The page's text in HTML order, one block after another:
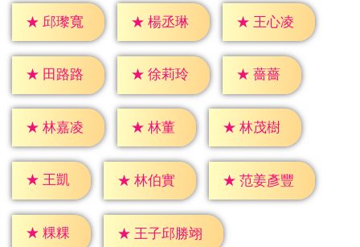
★ 邱瓈寬 ★ 楊丞琳 ★ 王心凌
★ 田路路 ★ 徐莉玲 ★ 薔薔
★ 林嘉凌 ★ 林董 ★ 林茂樹
★ 王凱 ★ 林伯實 ★ 范姜彥豐
★ 粿粿 ★ 王子邱勝翊